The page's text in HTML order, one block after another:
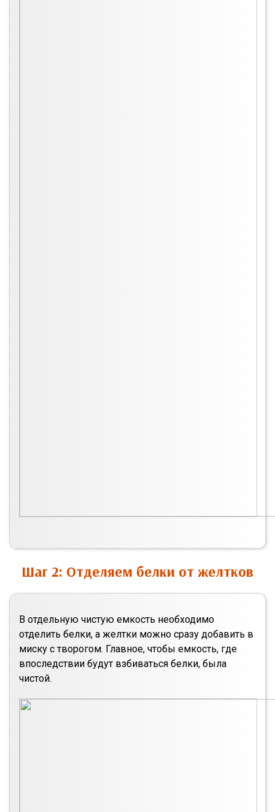
Шаг 2: Отделяем белки от желтков
В отдельную чистую емкость необходимо
отделить белки, а желтки можно сразу добавить в
миску с творогом. Главное, чтобы емкость, где
впоследствии будут взбиваться белки, была
чистой.